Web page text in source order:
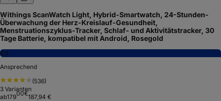
Withings ScanWatch Light, Hybrid-Smartwatch, 24-Stunden-
Überwachung der Herz-Kreislauf-Gesundheit,
Menstruationszyklus-Tracker, Schlaf- und Aktivitätstracker, 30
Tage Batterie, kompatibel mit Android, Rosegold
6,9
Ansprechend
(536)
3 Varianten
ab17900€187,94 €